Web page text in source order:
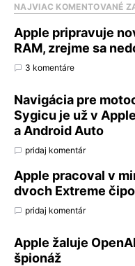
NAJVIAC KOMENTOVANÉ
Apple pripravuje
RAM, zrejme sa
3 komentáre
Navigácia pre
Sygicu je už v
a Android Auto
pridaj komentár
Apple pracoval v
dvoch Extreme
pridaj komentár
Apple žaluje
špionáž